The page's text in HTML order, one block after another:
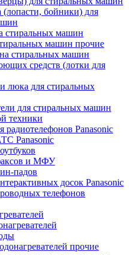
(лопасти, бойники) для
стиральных машин
машин прочие
стиральных машин
средств (лотки для
люка для стиральных
для стиральных машин
техники
радиотелефонов Panasonic
Panasonic
и МФУ
падов
досок Panasonic
телефонов
прочие